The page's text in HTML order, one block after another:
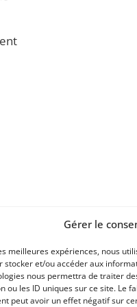
Gérer le
meilleures expériences, nous
stocker et/ou accéder aux
nous permettra de traiter
ou les ID uniques sur ce site. Le
peut avoir un effet négatif sur